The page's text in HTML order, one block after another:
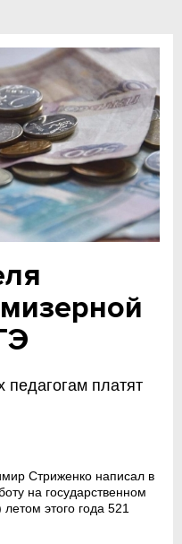
педагогам платят
Стриженко написал в
на государственном
этого года 521